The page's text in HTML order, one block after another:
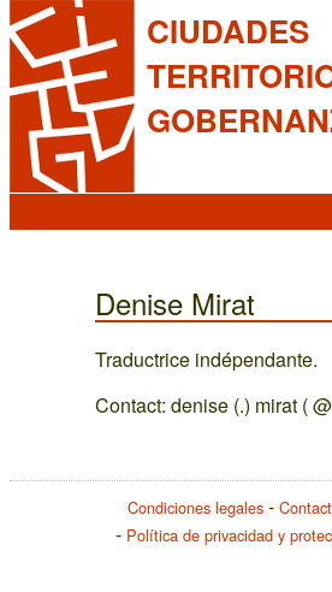
CIUDADES
Denise Mirat
Traductrice indépendante.
Contact: denise (.) mirat (
Condiciones legales
Política de privacidad y